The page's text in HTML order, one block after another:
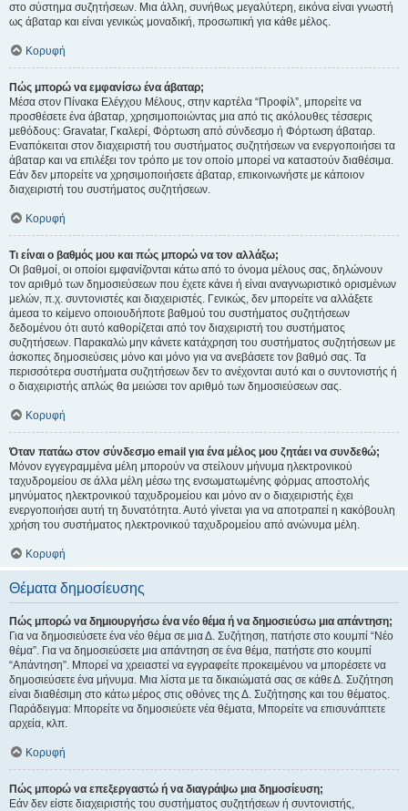
στο σύστημα συζητήσεων. Μια άλλη, συνήθως μεγαλύτερη, εικόνα είναι γνωστή
ως άβαταρ και είναι γενικώς μοναδική, προσωπική για κάθε μέλος.
Κορυφή
Πώς μπορώ να εμφανίσω ένα άβαταρ;
Μέσα στον Πίνακα Ελέγχου Μέλους, στην καρτέλα “Προφίλ”, μπορείτε να
προσθέσετε ένα άβαταρ, χρησιμοποιώντας μια από τις ακόλουθες τέσσερις
μεθόδους: Gravatar, Γκαλερί, Φόρτωση από σύνδεσμο ή Φόρτωση άβαταρ.
Εναπόκειται στον διαχειριστή του συστήματος συζητήσεων να ενεργοποιήσει τα
άβαταρ και να επιλέξει τον τρόπο με τον οποίο μπορεί να καταστούν διαθέσιμα.
Εάν δεν μπορείτε να χρησιμοποιήσετε άβαταρ, επικοινωνήστε με κάποιον
διαχειριστή του συστήματος συζητήσεων.
Κορυφή
Τι είναι ο βαθμός μου και πώς μπορώ να τον αλλάξω;
Οι βαθμοί, οι οποίοι εμφανίζονται κάτω από το όνομα μέλους σας, δηλώνουν
τον αριθμό των δημοσιεύσεων που έχετε κάνει ή είναι αναγνωριστικό ορισμένων
μελών, π.χ. συντονιστές και διαχειριστές. Γενικώς, δεν μπορείτε να αλλάξετε
άμεσα το κείμενο οποιουδήποτε βαθμού του συστήματος συζητήσεων
δεδομένου ότι αυτό καθορίζεται από τον διαχειριστή του συστήματος
συζητήσεων. Παρακαλώ μην κάνετε κατάχρηση του συστήματος συζητήσεων με
άσκοπες δημοσιεύσεις μόνο και μόνο για να ανεβάσετε τον βαθμό σας. Τα
περισσότερα συστήματα συζητήσεων δεν το ανέχονται αυτό και ο συντονιστής ή
ο διαχειριστής απλώς θα μειώσει τον αριθμό των δημοσιεύσεων σας.
Κορυφή
Όταν πατάω στον σύνδεσμο email για ένα μέλος μου ζητάει να συνδεθώ;
Μόνον εγγεγραμμένα μέλη μπορούν να στείλουν μήνυμα ηλεκτρονικού
ταχυδρομείου σε άλλα μέλη μέσω της ενσωματωμένης φόρμας αποστολής
μηνύματος ηλεκτρονικού ταχυδρομείου και μόνο αν ο διαχειριστής έχει
ενεργοποιήσει αυτή τη δυνατότητα. Αυτό γίνεται για να αποτραπεί η κακόβουλη
χρήση του συστήματος ηλεκτρονικού ταχυδρομείου από ανώνυμα μέλη.
Κορυφή
Θέματα δημοσίευσης
Πώς μπορώ να δημιουργήσω ένα νέο θέμα ή να δημοσιεύσω μια απάντηση;
Για να δημοσιεύσετε ένα νέο θέμα σε μια Δ. Συζήτηση, πατήστε στο κουμπί “Νέο
θέμα”. Για να δημοσιεύσετε μια απάντηση σε ένα θέμα, πατήστε στο κουμπί
“Απάντηση”. Μπορεί να χρειαστεί να εγγραφείτε προκειμένου να μπορέσετε να
δημοσιεύσετε ένα μήνυμα. Μια λίστα με τα δικαιώματά σας σε κάθε Δ. Συζήτηση
είναι διαθέσιμη στο κάτω μέρος στις οθόνες της Δ. Συζήτησης και του θέματος.
Παράδειγμα: Μπορείτε να δημοσιεύετε νέα θέματα, Μπορείτε να επισυνάπτετε
αρχεία, κλπ.
Κορυφή
Πώς μπορώ να επεξεργαστώ ή να διαγράψω μια δημοσίευση;
Εάν δεν είστε διαχειριστής του συστήματος συζητήσεων ή συντονιστής,